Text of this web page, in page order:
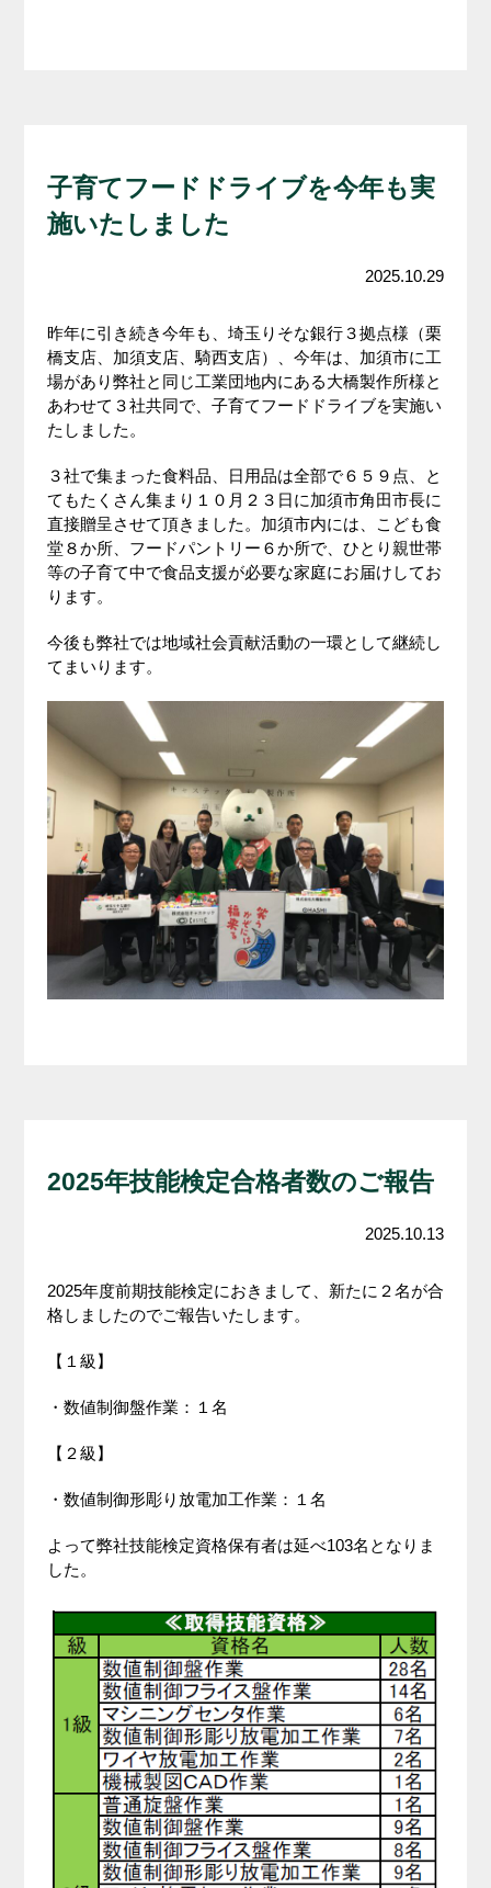
子育てフードドライブを今年も実
施いたしました
2025.10.29
昨年に引き続き今年も、埼玉りそな銀行３拠点様（栗
橋支店、加須支店、騎西支店）、今年は、加須市に工
場があり弊社と同じ工業団地内にある大橋製作所様と
あわせて３社共同で、子育てフードドライブを実施い
たしました。
３社で集まった食料品、日用品は全部で６５９点、と
てもたくさん集まり１０月２３日に加須市角田市長に
直接贈呈させて頂きました。加須市内には、こども食
堂８か所、フードパントリー６か所で、ひとり親世帯
等の子育て中で食品支援が必要な家庭にお届けしてお
ります。
今後も弊社では地域社会貢献活動の一環として継続し
てまいります。
2025年技能検定合格者数のご報告
2025.10.13
2025年度前期技能検定におきまして、新たに２名が合
格しましたのでご報告いたします。
【１級】
・数値制御盤作業：１名
【２級】
・数値制御形彫り放電加工作業：１名
よって弊社技能検定資格保有者は延べ103名となりま
した。